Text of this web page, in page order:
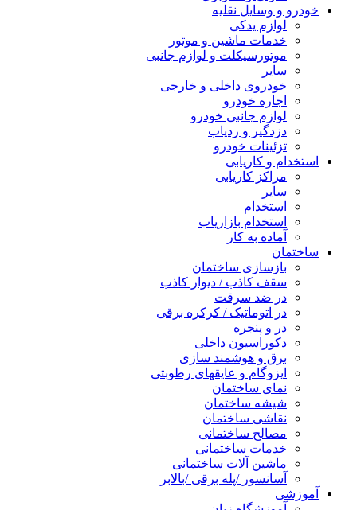
خودرو و وسایل نقلیه
لوازم یدکی
خدمات ماشین و موتور
موتورسیکلت و لوازم جانبی
سایر
خودروی داخلی و خارجی
اجاره خودرو
لوازم جانبی خودرو
دزدگیر و ردیاب
تزئینات خودرو
استخدام و کاریابی
مراکز کاریابی
سایر
استخدام
استخدام بازاریاب
آماده به کار
ساختمان
بازسازی ساختمان
سقف کاذب / دیوار کاذب
در ضد سرقت
در اتوماتیک / کرکره برقی
در و پنجره
دکوراسیون داخلی
برق و هوشمند سازی
ایزوگام و عایقهای رطوبتی
نمای ساختمان
شیشه ساختمان
نقاشی ساختمان
مصالح ساختمانی
خدمات ساختمانی
ماشین آلات ساختمانی
آسانسور /پله برقی /بالابر
آموزشی